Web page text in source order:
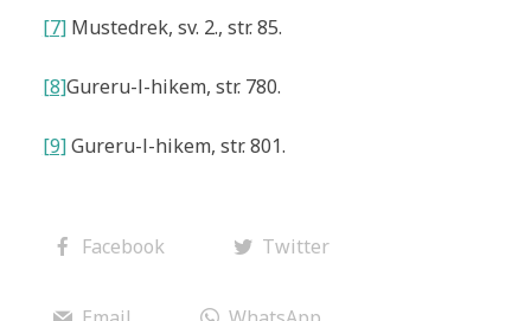
[7]Mustedrek, sv. 2., str. 85.
[8]Gureru-l-hikem, str. 780.
[9]Gureru-l-hikem, str. 801.
Facebook Twitter